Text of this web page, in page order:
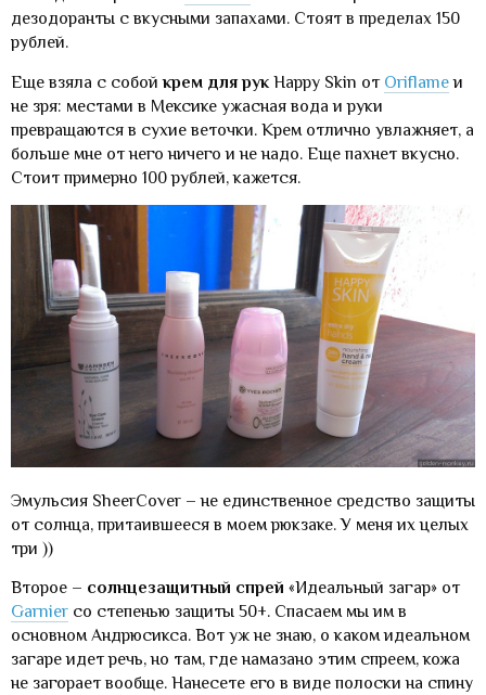
дезодоранты с вкусными запахами. Стоят в пределах 150
рублей.
Еще взяла с собойкрем для рук Happy Skin от Oriflameи
не зря: местами в Мексике ужасная вода и руки
превращаются в сухие веточки. Крем отлично увлажняет, а
больше мне от него ничего и не надо. Еще пахнет вкусно.
Стоит примерно 100 рублей, кажется.
Эмульсия SheerCover – не единственное средство защиты
от солнца, притаившееся в моем рюкзаке. У меня их целых
три ))
Второе – солнцезащитный спрей «Идеальный загар» от
Garnier со степенью защиты 50+. Спасаем мы им в
основном Андрюсикса. Вот уж не знаю, о каком идеальном
загаре идет речь, но там, где намазано этим спреем, кожа
не загорает вообще. Нанесете его в виде полоски на спину